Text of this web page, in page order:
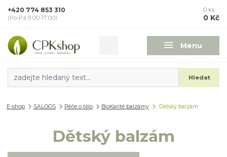
Menu
Hledat
+420 774 853 310
(Po-Pá 9:00-17:00)
0 ks
0 Kč
E-shop SALOOS Péče o tělo BioKarité balzámy Dětský balzám
Dětský balzám